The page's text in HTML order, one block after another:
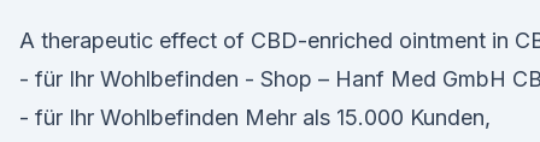
A therapeutic effect of CBD-enriched ointment in
- für Ihr Wohlbefinden - Shop – Hanf Med GmbH
- für Ihr Wohlbefinden Mehr als 15.000 Kunden,